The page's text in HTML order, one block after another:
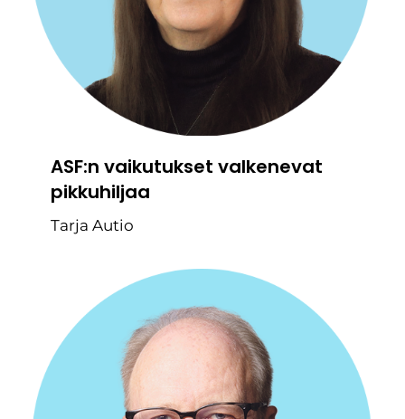
ASF:n vaikutukset valkenevat
pikkuhiljaa
Tarja Autio